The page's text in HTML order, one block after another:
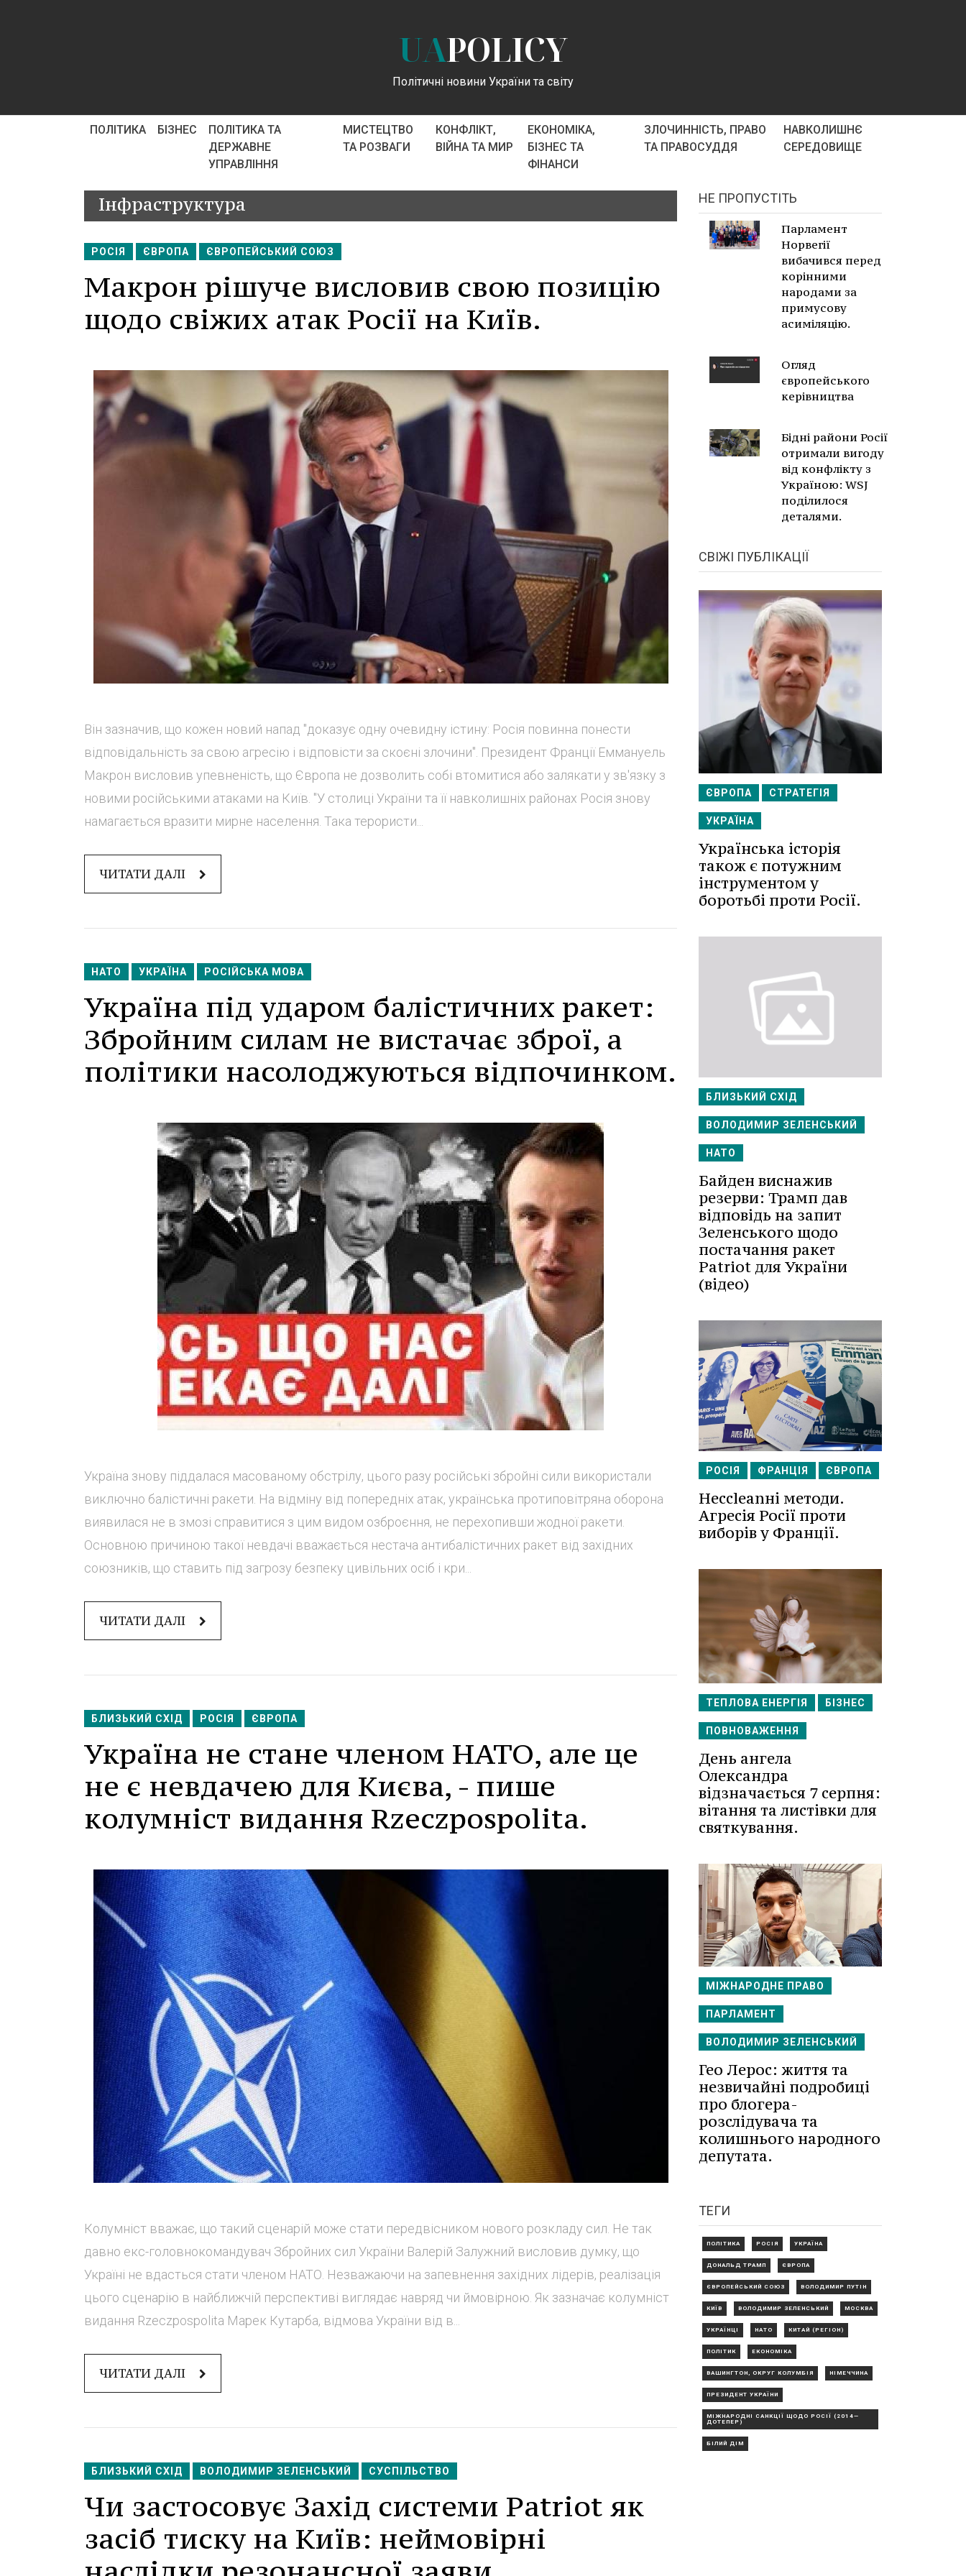
UAPOLICY
Політичні новини України та світу
ПОЛІТИКА БІЗНЕС
ПОЛІТИКА ТА
ДЕРЖАВНЕ
УПРАВЛІННЯ
МИСТЕЦТВО
ТА РОЗВАГИ
КОНФЛІКТ,
ВІЙНА ТА МИР
ЕКОНОМІКА,
БІЗНЕС ТА
ФІНАНСИ
ЗЛОЧИННІСТЬ, ПРАВО
ТА ПРАВОСУДДЯ
НАВКОЛИШНЄ
СЕРЕДОВИЩЕ
Інфраструктура
РОСІЯ ЄВРОПА ЄВРОПЕЙСЬКИЙ СОЮЗ
Макрон рішуче висловив свою позицію
щодо свіжих атак Росії на Київ.
Він зазначив, що кожен новий напад "доказує одну очевидну істину: Росія повинна понести
відповідальність за свою агресію і відповісти за скоєні злочини". Президент Франції Еммануель
Макрон висловив упевненість, що Європа не дозволить собі втомитися або залякати у зв'язку з
новими російськими атаками на Київ. "У столиці України та її навколишніх районах Росія знову
намагається вразити мирне населення. Така терористи...
ЧИТАТИ ДАЛІ
НАТО УКРАЇНА РОСІЙСЬКА МОВА
Україна під ударом балістичних ракет:
Збройним силам не вистачає зброї, а
політики насолоджуються відпочинком.
Україна знову піддалася масованому обстрілу, цього разу російські збройні сили використали
виключно балістичні ракети. На відміну від попередніх атак, українська протиповітряна оборона
виявилася не в змозі справитися з цим видом озброєння, не перехопивши жодної ракети.
Основною причиною такої невдачі вважається нестача антибалістичних ракет від західних
союзників, що ставить під загрозу безпеку цивільних осіб і кри...
ЧИТАТИ ДАЛІ
БЛИЗЬКИЙ СХІД РОСІЯ ЄВРОПА
Україна не стане членом НАТО, але це
не є невдачею для Києва, - пише
колумніст видання Rzeczpospolita.
Колумніст вважає, що такий сценарій може стати передвісником нового розкладу сил. Не так
давно екс-головнокомандувач Збройних сил України Валерій Залужний висловив думку, що
Україні не вдасться стати членом НАТО. Незважаючи на запевнення західних лідерів, реалізація
цього сценарію в найближчій перспективі виглядає навряд чи ймовірною. Як зазначає колумніст
видання Rzeczpospolita Марек Кутарба, відмова України від в...
ЧИТАТИ ДАЛІ
БЛИЗЬКИЙ СХІД ВОЛОДИМИР ЗЕЛЕНСЬКИЙ СУСПІЛЬСТВО
Чи застосовує Захід системи Patriot як
засіб тиску на Київ: неймовірні
НЕ ПРОПУСТІТЬ
Парламент
Норвегії
вибачився перед
корінними
народами за
примусову
асиміляцію.
Огляд
європейського
керівництва
Бідні райони Росії
отримали вигоду
від конфлікту з
Україною: WSJ
поділилося
деталями.
СВІЖІ ПУБЛІКАЦІЇ
ЄВРОПА СТРАТЕГІЯ
УКРАЇНА
Українська історія
також є потужним
інструментом у
боротьбі проти Росії.
БЛИЗЬКИЙ СХІД
ВОЛОДИМИР ЗЕЛЕНСЬКИЙ
НАТО
Байден виснажив
резерви: Трамп дав
відповідь на запит
Зеленського щодо
постачання ракет
Patriot для України
(відео)
РОСІЯ ФРАНЦІЯ ЄВРОПА
Несcleanні методи.
Агресія Росії проти
виборів у Франції.
ТЕПЛОВА ЕНЕРГІЯ БІЗНЕС
ПОВНОВАЖЕННЯ
День ангела
Олександра
відзначається 7 серпня:
вітання та листівки для
святкування.
МІЖНАРОДНЕ ПРАВО
ПАРЛАМЕНТ
ВОЛОДИМИР ЗЕЛЕНСЬКИЙ
Гео Лерос: життя та
незвичайні подробиці
про блогера-
розслідувача та
колишнього народного
депутата.
ТЕГИ
ПОЛІТИКА РОСІЯ УКРАЇНА
ДОНАЛЬД ТРАМП ЄВРОПА
ЄВРОПЕЙСЬКИЙ СОЮЗ ВОЛОДИМИР ПУТІН
КИЇВ ВОЛОДИМИР ЗЕЛЕНСЬКИЙ МОСКВА
УКРАЇНЦІ НАТО КИТАЙ (РЕГІОН)
ПОЛІТИК ЕКОНОМІКА
ВАШИНГТОН, ОКРУГ КОЛУМБІЯ НІМЕЧЧИНА
ПРЕЗИДЕНТ УКРАЇНИ
МІЖНАРОДНІ САНКЦІЇ ЩОДО РОСІЇ (2014—
ДОТЕПЕР)
БІЛИЙ ДІМ